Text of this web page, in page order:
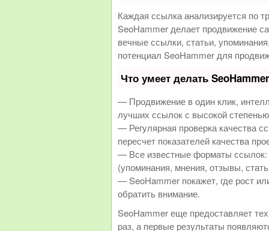
Каждая ссылка анализируется по
SeoHammer делает продвижение
вечные ссылки, статьи,
потенциал SeoHammer для
Что умеет делать SeoHammer
— Продвижение в один клик,
лучших ссылок с высокой
— Регулярная проверка качества
пересчет показателей качества
— Все известные форматы ссылок:
(упоминания, мнения, отзывы,
— SeoHammer покажет, где рост
обратить внимание.
SeoHammer еще предоставляет
раз, а первые результаты